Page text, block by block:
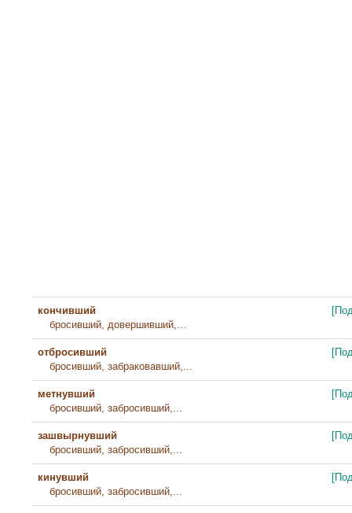
кончивший
бросивший, довершивший,...
отбросивший
бросивший, забраковавший,...
метнувший
бросивший, забросивший,...
зашвырнувший
бросивший, забросивший,...
кинувший
бросивший, забросивший,...